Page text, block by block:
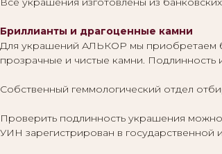
Бриллианты и драгоценные камни
Для украшений АЛЬКОР мы приобретаем
прозрачные и чистые камни.
Собственный геммологический отдел
Проверить подлинность украшения
УИН зарегистрирован в